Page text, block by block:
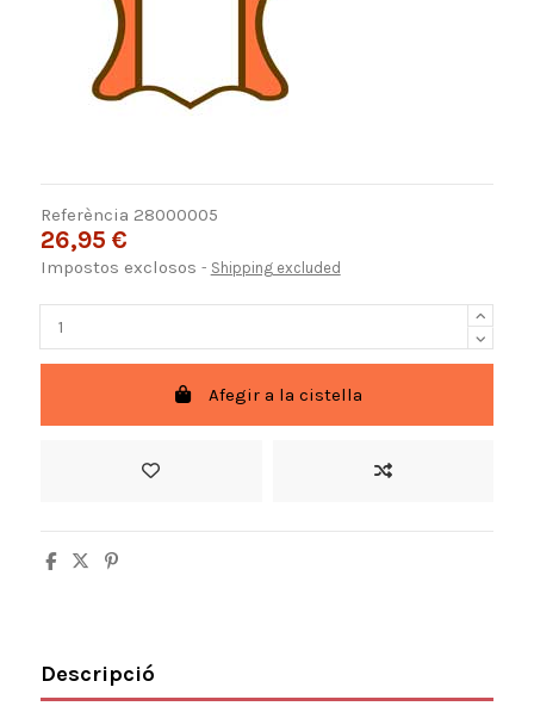
Referència 28000005
26,95 €
Impostos exclosos Shipping excluded
Afegir a la cistella
Descripció